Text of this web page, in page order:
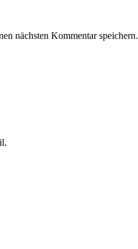
nächsten Kommentar speichern.